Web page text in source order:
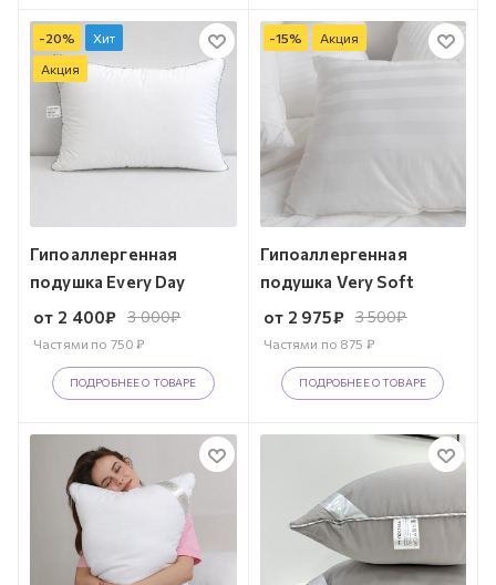
-20%
Хит
Акция
Гипоаллергенная
подушка Every Day
от 2 400₽ 3 000₽
Частями по 750 ₽
ПОДРОБНЕЕ О ТОВАРЕ
-15% Акция
Гипоаллергенная
подушка Very Soft
от 2 975₽ 3 500₽
Частями по 875 ₽
ПОДРОБНЕЕ О ТОВАРЕ